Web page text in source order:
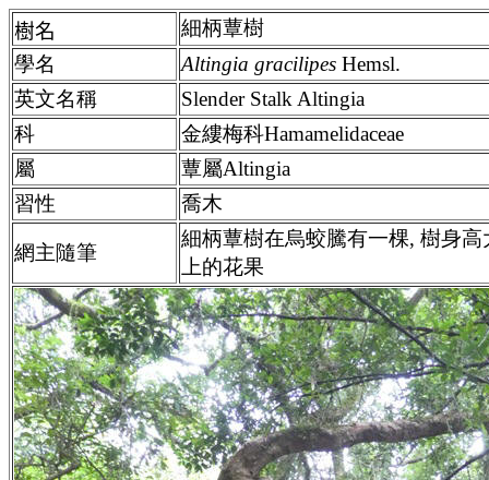
樹名
細柄蕈樹
學名
Altingia gracilipes Hemsl.
英文名稱
Slender Stalk Altingia
科
金縷梅科Hamamelidaceae
屬
蕈屬Altingia
習性
喬木
網主隨筆
細柄蕈樹在烏蛟騰有一棵, 樹身
上的花果